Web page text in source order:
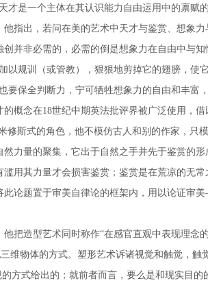
是一个主体在其认识能力自由运用中的禀赋
出，若问在美的艺术中天才与鉴赏、想象
并非必需的，必需的倒是想象力在自由中与
规训（或管教），狠狠地剪掉它的翅膀，
保全判断力，宁可牺牲想象力的自由和丰富
念在18世纪中期英法批评界被广泛使用，
修斯式的角色，他不模仿古人和别的作家，
力量的聚集，它出于自然之手并先于鉴赏的
用其力量才会损害鉴赏；鉴赏是在荒凉的无
论题置于审美自律论的框架内，用以论证审
造型艺术同时称作“在感官直观中表现理念
维物体的方式。塑形艺术诉诸视觉和触觉，
方式给出的；就前者而言，要么是和现实目的